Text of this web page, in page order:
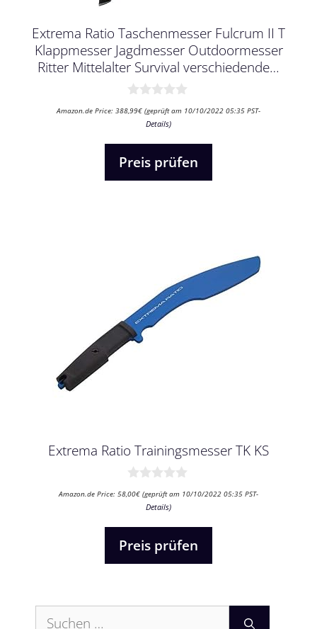
Extrema Ratio Taschenmesser Fulcrum II T
Klappmesser Jagdmesser Outdoormesser
Ritter Mittelalter Survival verschiedende…
v
Amazon.de Price: 388,99€ (geprüft am 10/10/2022 05:35 PST-
Details)
Preis prüfen
Extrema Ratio Trainingsmesser TK KS
0
v
Amazon.de Price: 58,00€ (geprüft am 10/10/2022 05:35 PST-
Details)
Preis prüfen
Suchen